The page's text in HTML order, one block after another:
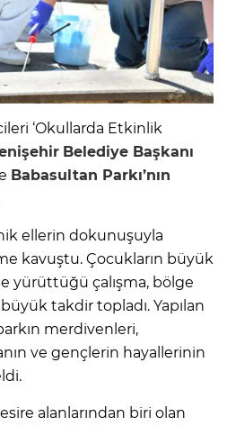
‘Okullarda Etkinlik
Belediye Başkanı
Babasultan Parkı’nın
ellerin dokunuşuyla
kavuştu. Çocukların büyük
yürüttüğü çalışma, bölge
takdir topladı. Yapılan
merdivenleri,
ve gençlerin hayallerinin
alanlarından biri olan